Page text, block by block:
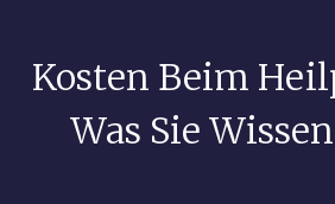
Kosten Beim
Was Sie